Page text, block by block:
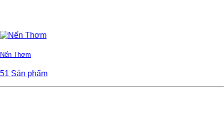
Nến Thơm
51 Sản phẩm